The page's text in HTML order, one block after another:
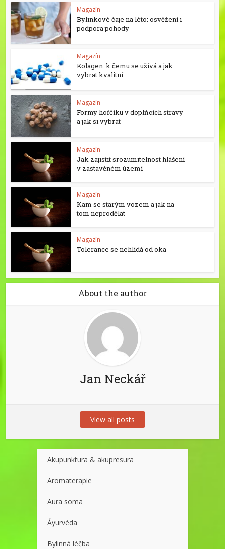
Magazín
Bylinkové čaje na léto: osvěžení i
podpora pohody
Magazín
Kolagen: k čemu se užívá a jak
vybrat kvalitní
Magazín
Formy hořčíku v doplňcích stravy
a jak si vybrat
Magazín
Jak zajistit srozumitelnost hlášení
v zastavěném území
Magazín
Kam se starým vozem a jak na
tom neprodělat
Magazín
Tolerance se nehlídá od oka
About the author
Jan Neckář
View all posts
Akupunktura & akupresura
Aromaterapie
Aura soma
Áyurvéda
Bylinná léčba